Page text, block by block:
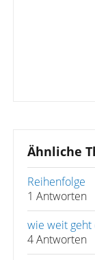
Ähnliche
Reihenfolge
1 Antworten
wie weit geht
4 Antworten